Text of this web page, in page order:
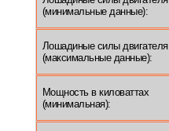
(минимальные данные):
Лошадиные силы двигателя
(максимальные данные):
Мощность в киловаттах
(минимальная):